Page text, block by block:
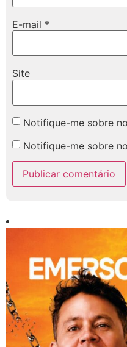
E-mail *
Site
Notifique-me sobre
Notifique-me sobre